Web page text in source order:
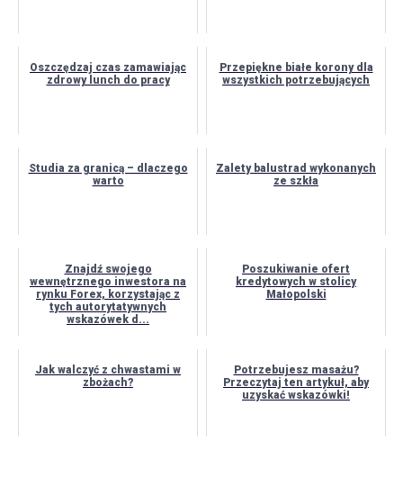
Oszczędzaj czas zamawiając
zdrowy lunch do pracy
Przepiękne białe korony dla
wszystkich potrzebujących
Studia za granicą – dlaczego
warto
Zalety balustrad wykonanych
ze szkła
Znajdź swojego
wewnętrznego inwestora na
rynku Forex, korzystając z
tych autorytatywnych
wskazówek d...
Poszukiwanie ofert
kredytowych w stolicy
Małopolski
Jak walczyć z chwastami w
zbożach?
Potrzebujesz masażu?
Przeczytaj ten artykuł, aby
uzyskać wskazówki!